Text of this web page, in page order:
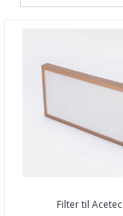
Filter til Acetec